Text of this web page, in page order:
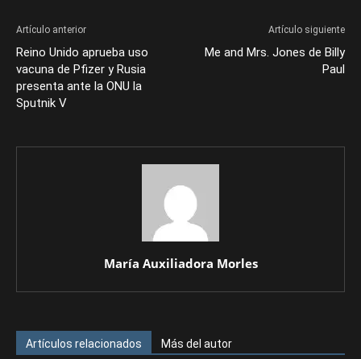
Artículo anterior
Reino Unido aprueba uso
vacuna de Pfizer y Rusia
presenta ante la ONU la
Sputnik V
Artículo siguiente
Me and Mrs. Jones de Billy
Paul
María Auxiliadora Morles
Artículos relacionados Más del autor